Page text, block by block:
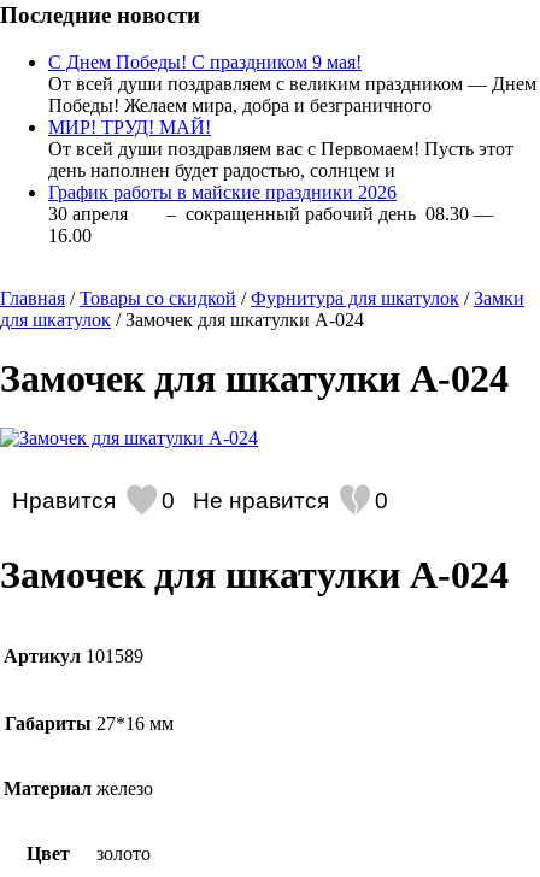
Последние новости
С Днем Победы! С праздником 9 мая!
От всей души поздравляем с великим праздником — Днем
Победы! Желаем мира, добра и безграничного
МИР! ТРУД! МАЙ!
От всей души поздравляем вас с Первомаем! Пусть этот
день наполнен будет радостью, солнцем и
График работы в майские праздники 2026
30 апреля – сокращенный рабочий день 08.30 —
16.00
Главная /Товары со скидкой /Фурнитура для шкатулок /Замки
для шкатулок / Замочек для шкатулки А-024
Замочек для шкатулки А-024
Нравится 0 Не нравится 0
Замочек для шкатулки А-024
Артикул 101589
Габариты 27*16 мм
Материал железо
Цвет золото